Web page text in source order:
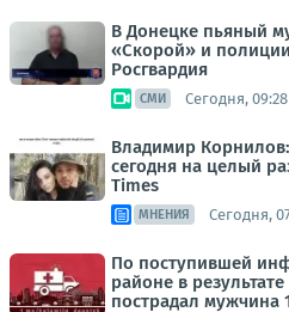
В Донецке пьяный
«Скорой» и
Росгвардия
СМИ Сегодня, 09:28
Владимир
сегодня на целый
Times
МНЕНИЯ Сегодня,
По поступившей
районе в
пострадал мужчина